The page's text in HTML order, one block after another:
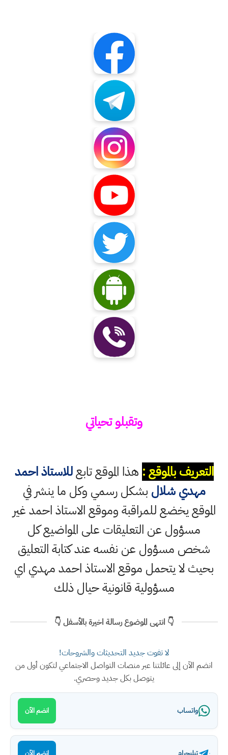
وتقبلو تحياتي
التعريف بالموقع : هذا الموقع تابعللاستاذ احمد
مهدي شلال بشكل رسمي وكل ما ينشر في
الموقع يخضع للمراقبة وموقع الاستاذ احمد غير
مسؤول عن التعليقات على المواضيع كل
شخص مسؤول عن نفسه عند كتابة التعليق
بحيث لا يتحمل موقع الاستاذ احمد مهدي اي
مسؤولية قانونية حيال ذلك
👇 انتهى الموضوع رسالة اخيرة بالأسفل 👇
لا تفوت جديد التحديثات والشروحات!
انضم الآن إلى عائلتنا عبر منصات التواصل الاجتماعي لتكون أول من
يتوصل بكل جديد وحصري.
واتساب انضم الآن
انضم الآن